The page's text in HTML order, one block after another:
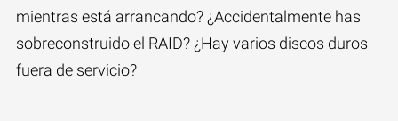
mientras está arrancando? ¿Accidentalmente has
sobreconstruido el RAID? ¿Hay varios discos duros
fuera de servicio?